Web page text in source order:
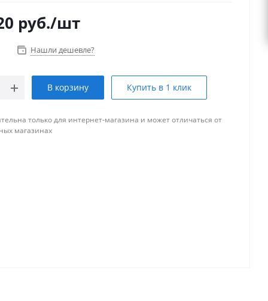
руб./шт
Нашли дешевле?
В корзину Купить в 1 клик
только для интернет-магазина и может отличаться от
магазинах